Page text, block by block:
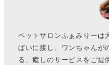
ペットサロンふぁみりーは
ぱいに接し、ワンちゃんが
る、癒しのサービスをご提